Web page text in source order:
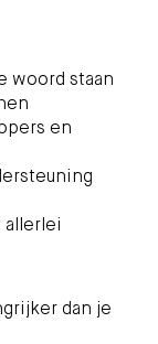
woord staan
en
allerlei
dan je